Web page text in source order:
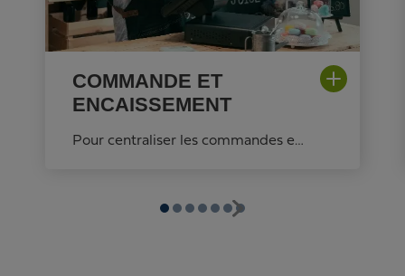
COMMANDE ET
ENCAISSEMENT
Pour centraliser les commandes et procéder à un encaissement rapide